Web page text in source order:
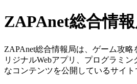
ZAPAnet総合情
ZAPAnet総合情報局は、ゲーム攻
リジナルWebアプリ、プログラミ
なコンテンツを公開しているサイト